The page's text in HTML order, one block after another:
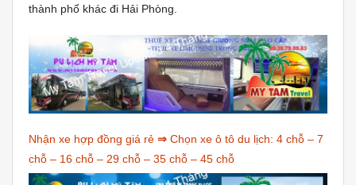
thành phố khác đi Hải Phòng.
Nhận xe hợp đồng giá rẻ ⇒ Chọn xe ô tô du lịch: 4 chỗ – 7
chỗ – 16 chỗ – 29 chỗ – 35 chỗ – 45 chỗ